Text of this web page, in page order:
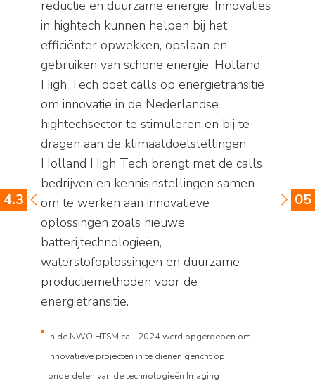
4.3 05
reductie en duurzame energie. Innovaties
in hightech kunnen helpen bij het
efficiënter opwekken, opslaan en
gebruiken van schone energie. Holland
High Tech doet calls op energietransitie
om innovatie in de Nederlandse
hightechsector te stimuleren en bij te
dragen aan de klimaatdoelstellingen.
Holland High Tech brengt met de calls
bedrijven en kennisinstellingen samen
om te werken aan innovatieve
oplossingen zoals nieuwe
batterijtechnologieën,
waterstofoplossingen en duurzame
productiemethoden voor de
energietransitie.
In de NWO HTSM call 2024 werd opgeroepen om
innovatieve projecten in te dienen gericht op
onderdelen van de technologieën Imaging